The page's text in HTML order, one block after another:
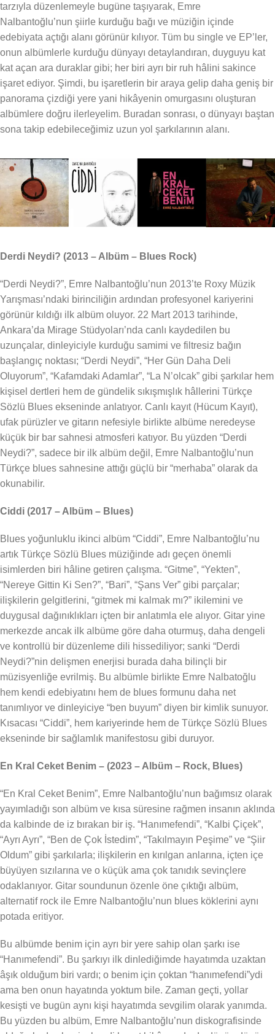
tarzıyla düzenlemeyle bugüne taşıyarak, Emre
Nalbantoğlu’nun şiirle kurduğu bağı ve müziğin içinde
edebiyata açtığı alanı görünür kılıyor. Tüm bu single ve EP’ler,
onun albümlerle kurduğu dünyayı detaylandıran, duyguyu kat
kat açan ara duraklar gibi; her biri ayrı bir ruh hâlini sakince
işaret ediyor. Şimdi, bu işaretlerin bir araya gelip daha geniş bir
panorama çizdiği yere yani hikâyenin omurgasını oluşturan
albümlere doğru ilerleyelim. Buradan sonrası, o dünyayı baştan
sona takip edebileceğimiz uzun yol şarkılarının alanı.
Derdi Neydi? (2013 – Albüm – Blues Rock)
“Derdi Neydi?”, Emre Nalbantoğlu’nun 2013’te Roxy Müzik
Yarışması’ndaki birinciliğin ardından profesyonel kariyerini
görünür kıldığı ilk albüm oluyor. 22 Mart 2013 tarihinde,
Ankara’da Mirage Stüdyoları’nda canlı kaydedilen bu
uzunçalar, dinleyiciyle kurduğu samimi ve filtresiz bağın
başlangıç noktası; “Derdi Neydi”, “Her Gün Daha Deli
Oluyorum”, “Kafamdaki Adamlar”, “La N’olcak” gibi şarkılar hem
kişisel dertleri hem de gündelik sıkışmışlık hâllerini Türkçe
Sözlü Blues ekseninde anlatıyor. Canlı kayıt (Hücum Kayıt),
ufak pürüzler ve gitarın nefesiyle birlikte albüme neredeyse
küçük bir bar sahnesi atmosferi katıyor. Bu yüzden “Derdi
Neydi?”, sadece bir ilk albüm değil, Emre Nalbantoğlu’nun
Türkçe blues sahnesine attığı güçlü bir “merhaba” olarak da
okunabilir.
Ciddi (2017 – Albüm – Blues)
Blues yoğunluklu ikinci albüm “Ciddi”, Emre Nalbantoğlu’nu
artık Türkçe Sözlü Blues müziğinde adı geçen önemli
isimlerden biri hâline getiren çalışma. “Gitme”, “Yekten”,
“Nereye Gittin Ki Sen?”, “Bari”, “Şans Ver” gibi parçalar;
ilişkilerin gelgitlerini, “gitmek mi kalmak mı?” ikilemini ve
duygusal dağınıklıkları içten bir anlatımla ele alıyor. Gitar yine
merkezde ancak ilk albüme göre daha oturmuş, daha dengeli
ve kontrollü bir düzenleme dili hissediliyor; sanki “Derdi
Neydi?”nin delişmen enerjisi burada daha bilinçli bir
müzisyenliğe evrilmiş. Bu albümle birlikte Emre Nalbatoğlu
hem kendi edebiyatını hem de blues formunu daha net
tanımlıyor ve dinleyiciye “ben buyum” diyen bir kimlik sunuyor.
Kısacası “Ciddi”, hem kariyerinde hem de Türkçe Sözlü Blues
ekseninde bir sağlamlık manifestosu gibi duruyor.
En Kral Ceket Benim – (2023 – Albüm – Rock, Blues)
“En Kral Ceket Benim”, Emre Nalbantoğlu’nun bağımsız olarak
yayımladığı son albüm ve kısa süresine rağmen insanın aklında
da kalbinde de iz bırakan bir iş. “Hanımefendi”, “Kalbi Çiçek”,
“Ayrı Ayrı”, “Ben de Çok İstedim”, “Takılmayın Peşime” ve “Şiir
Oldum” gibi şarkılarla; ilişkilerin en kırılgan anlarına, içten içe
büyüyen sızılarına ve o küçük ama çok tanıdık sevinçlere
odaklanıyor. Gitar soundunun özenle öne çıktığı albüm,
alternatif rock ile Emre Nalbantoğlu’nun blues köklerini aynı
potada eritiyor.
Bu albümde benim için ayrı bir yere sahip olan şarkı ise
“Hanımefendi”. Bu şarkıyı ilk dinlediğimde hayatımda uzaktan
âşık olduğum biri vardı; o benim için çoktan “hanımefendi”ydi
ama ben onun hayatında yoktum bile. Zaman geçti, yollar
kesişti ve bugün aynı kişi hayatımda sevgilim olarak yanımda.
Bu yüzden bu albüm, Emre Nalbantoğlu’nun diskografisinde